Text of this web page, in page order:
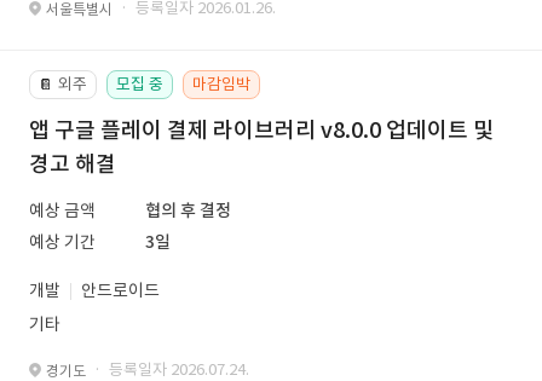
서울특별시 · 등록일자 2026.01.26.
📔 외주 모집 중 마감임박
앱 구글 플레이 결제 라이브러리 v8.0.0 업데이트 및
경고 해결
예상 금액
협의 후 결정
예상 기간
3일
개발
안드로이드
기타
경기도 · 등록일자 2026.07.24.